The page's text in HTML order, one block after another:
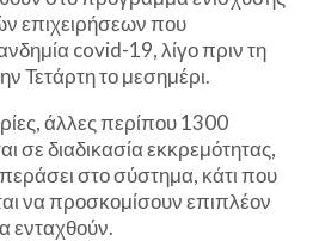
επιχειρήσεων που
covid-19, λίγο πριν τη
Τετάρτη το μεσημέρι.
άλλες περίπου 1300
σε διαδικασία εκκρεμότητας,
στο σύστημα, κάτι που
να προσκομίσουν επιπλέον
ενταχθούν.